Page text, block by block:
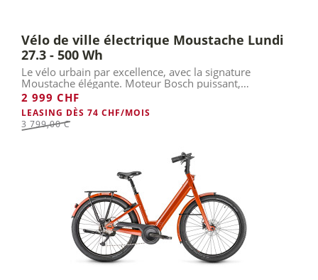
Vélo de ville électrique Moustache Lundi
27.3 - 500 Wh
Le vélo urbain par excellence, avec la signature
Moustache élégante. Moteur Bosch puissant,
confortable et connecté.
2 999 CHF
LEASING DÈS 74 CHF/MOIS
3 799,00 Chf